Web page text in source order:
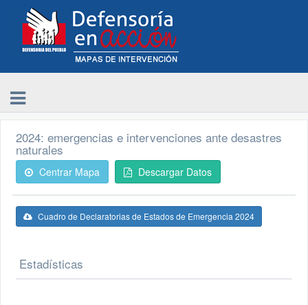
2024: emergencias e intervenciones ante desastres
naturales
Centrar Mapa Descargar Datos
Cuadro de Declaratorias de Estados de Emergencia 2024
Estadísticas